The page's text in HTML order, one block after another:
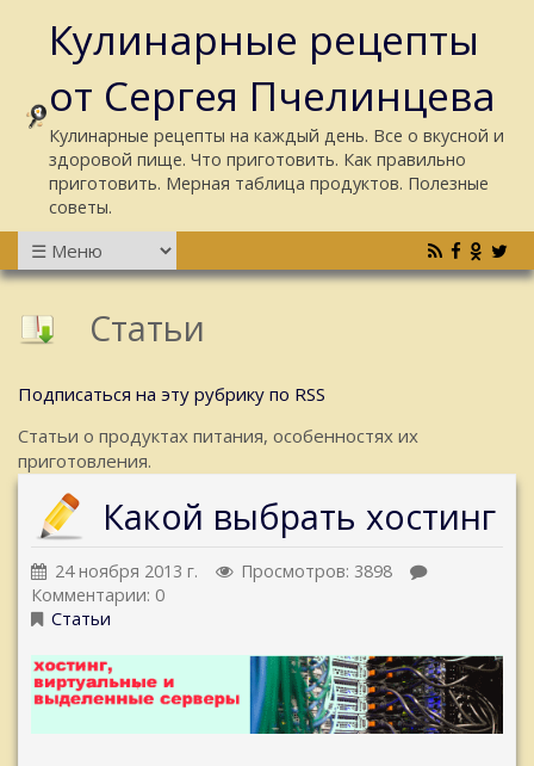
Кулинарные рецепты
от Сергея Пчелинцева
Кулинарные рецепты на каждый день. Все о вкусной и
здоровой пище. Что приготовить. Как правильно
приготовить. Мерная таблица продуктов. Полезные
советы.
Статьи
Подписаться на эту рубрику по RSS
Статьи о продуктах питания, особенностях их
приготовления.
Какой выбрать хостинг
24 ноября 2013 г.
Просмотров: 3898
Комментарии: 0
Статьи